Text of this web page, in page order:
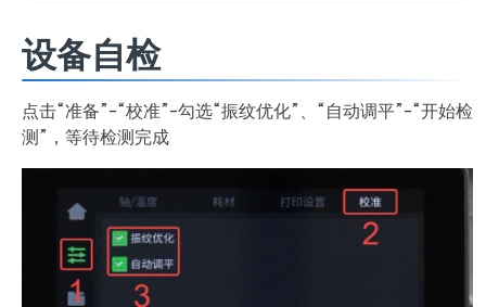
设备自检
点击“准备”-“校准”-勾选“振纹优化”、“自动调平”-“开始检
测”，等待检测完成